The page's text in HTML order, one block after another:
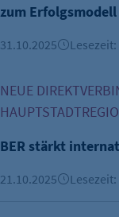
zum
31.10.2025
NEUE
BER stärkt
21.10.2025